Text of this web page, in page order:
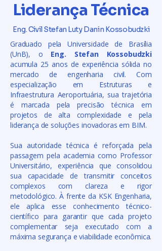
Liderança Técnica
Eng. Civil Stefan Luty Danin Kossobudzki
Graduado pela Universidade de Brasília
(UnB), o Eng. Stefan Kossobudzki
acumula 25 anos de experiência sólida no
mercado de engenharia civil. Com
especialização em Estruturas e
Infraestrutura Aeroportuária, sua trajetória
é marcada pela precisão técnica em
projetos de alta complexidade e pela
liderança de soluções inovadoras em BIM.
Sua autoridade técnica é reforçada pela
passagem pela academia como Professor
Universitário, experiência que consolidou
sua capacidade de transmitir conceitos
complexos com clareza e rigor
metodológico. À frente da KSK Engenharia,
ele aplica esse conhecimento técnico-
científico para garantir que cada projeto
complementar seja executado com a
máxima segurança e viabilidade econômica.